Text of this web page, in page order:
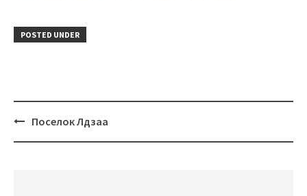
POSTED UNDER
Post
Поселок Лдзаа